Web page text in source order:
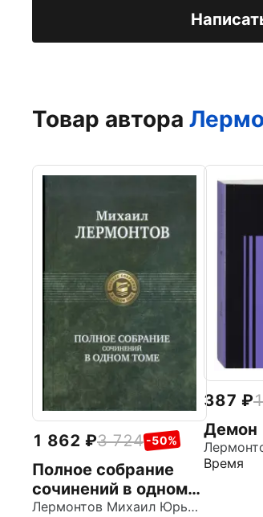
Товар автора
1 862 3 724 -50%
Полное собрание
сочинений в одном
томе
Лермонтов Михаил Юрьевич
387
Демон
Время